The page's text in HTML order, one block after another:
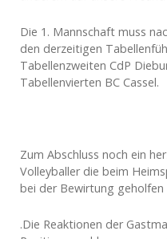
Die 1. Mannschaft muss
den derzeitigen
Tabellenzweiten CdP
Tabellenvierten BC Cassel.
Zum Abschluss noch ein
Volleyballer die beim
bei der Bewirtung geholfen
.Die Reaktionen der